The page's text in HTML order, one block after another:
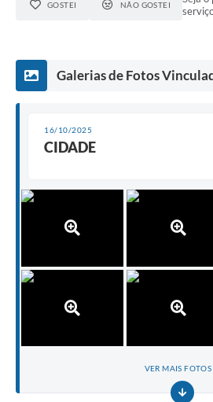
GOSTEI NÃO GOSTEI
Galerias de Fotos
16/10/2025
CIDADE
VER MAIS FOTOS